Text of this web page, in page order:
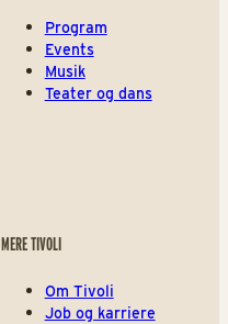
Program
Events
Musik
Teater og dans
MERE TIVOLI
Om Tivoli
Job og karriere